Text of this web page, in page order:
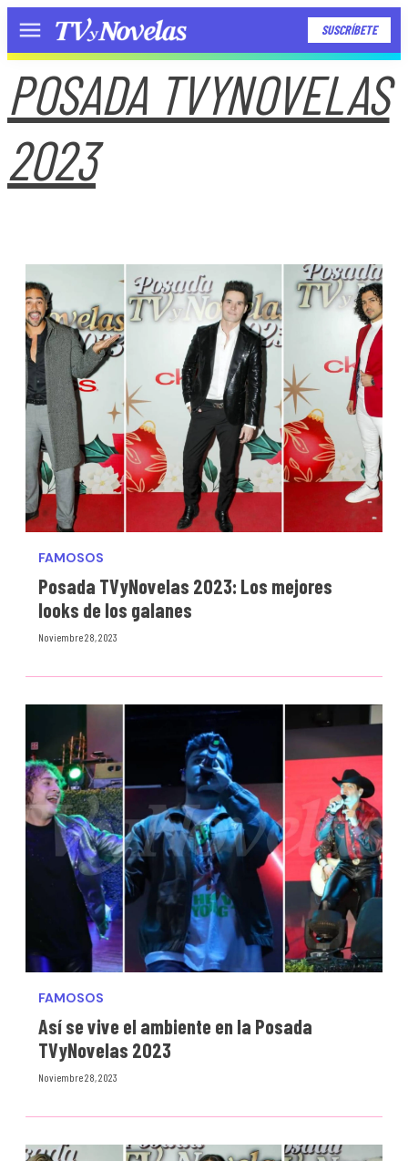
Menú SUSCRÍBETE
POSADA TVYNOVELAS
2023
FAMOSOS
Posada TVyNovelas 2023: Los mejores
looks de los galanes
Noviembre 28, 2023
FAMOSOS
Así se vive el ambiente en la Posada
TVyNovelas 2023
Noviembre 28, 2023